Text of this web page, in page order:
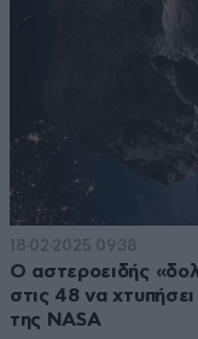
18·02·2025 09:38
Ο αστεροειδής
στις 48 να
της NASA